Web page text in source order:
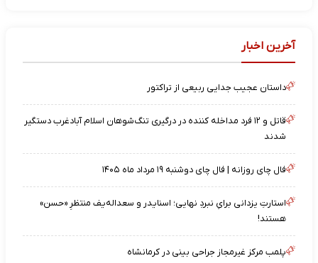
آخرین اخبار
داستان عجیب جدایی ربیعی از تراکتور
قاتل و ۱۲ فرد مداخله کننده در درگیری تنگ‌شوهان اسلام آبادغرب دستگیر
شدند
فال چای روزانه | فال چای دوشنبه ۱۹ مرداد ماه ۱۴۰۵
استارتِ یزدانی برایِ نبردِ نهایی؛ اسنایدر و سعداله‌یف منتظرِ «حسن»
هستند!
پلمب مرکز غیرمجاز جراحی بینی در کرمانشاه